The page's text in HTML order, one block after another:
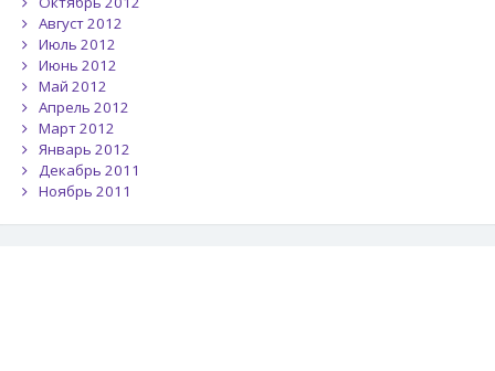
Август 2012
Июль 2012
Июнь 2012
Май 2012
Апрель 2012
Март 2012
Январь 2012
Декабрь 2011
Ноябрь 2011